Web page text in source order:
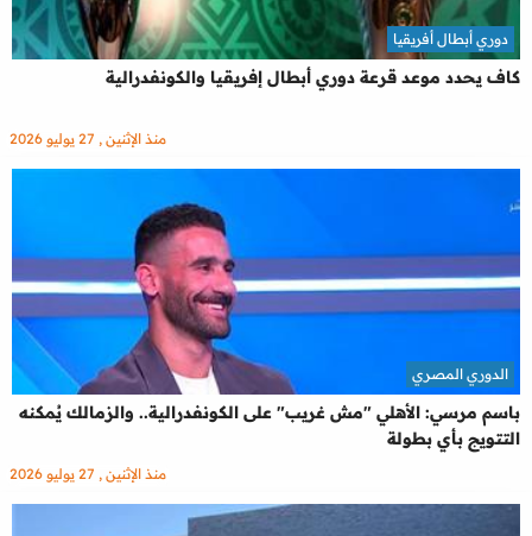
كاف يحدد موعد قرعة دوري أبطال إفريقيا والكونفدرالية
دوري أبطال أفريقيا
منذ الإثنين , 27 يوليو 2026
باسم مرسي: الأهلي "مش غريب" على الكونفدرالية.. والزمالك يُمكنه
التتويج بأي بطولة
الدوري المصري
منذ الإثنين , 27 يوليو 2026